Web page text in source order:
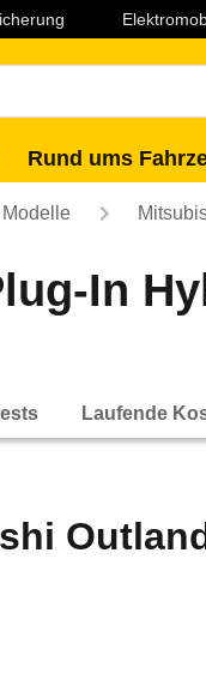
Rund ums
Modelle
In
Laufende